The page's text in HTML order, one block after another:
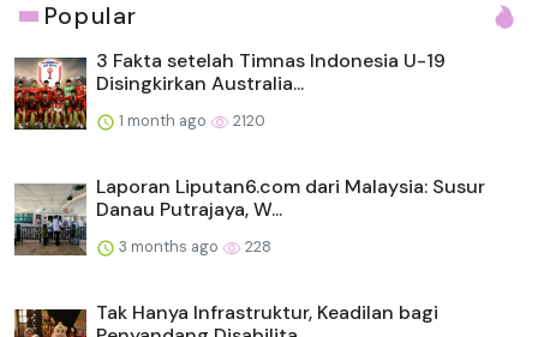
Popular
3 Fakta setelah Timnas Indonesia U-19
Disingkirkan Australia...
1 month ago 2120
Laporan Liputan6.com dari Malaysia: Susur
Danau Putrajaya, W...
3 months ago 228
Tak Hanya Infrastruktur, Keadilan bagi